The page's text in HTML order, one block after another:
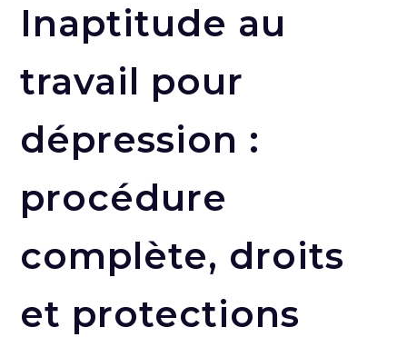
Inaptitude au
travail pour
dépression :
procédure
complète, droits
et protections